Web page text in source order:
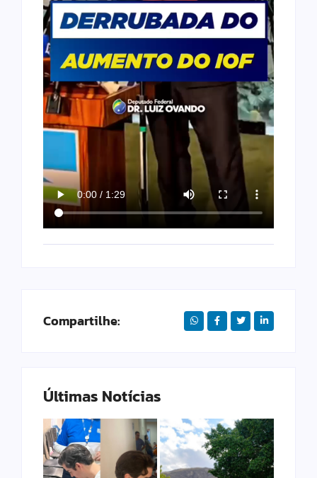
Compartilhe:
Últimas Notícias